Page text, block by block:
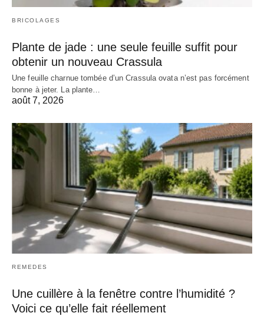
BRICOLAGES
Plante de jade : une seule feuille suffit pour
obtenir un nouveau Crassula
Une feuille charnue tombée d’un Crassula ovata n’est pas forcément
bonne à jeter. La plante…
août 7, 2026
REMEDES
Une cuillère à la fenêtre contre l’humidité ?
Voici ce qu’elle fait réellement